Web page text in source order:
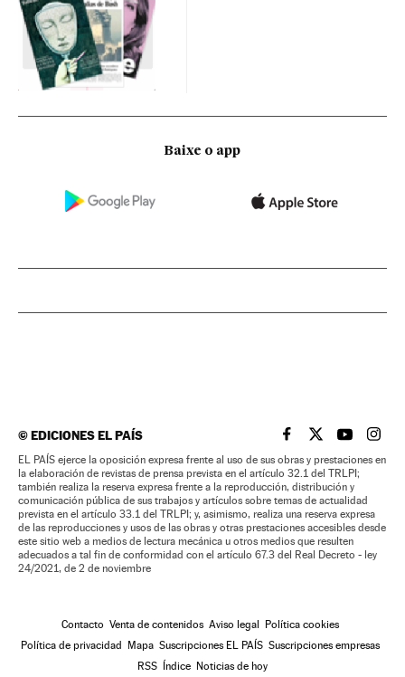
Baixe o app
©EDICIONES EL PAÍS EL PAÍS BRASIL EN
EL PAÍSEL PAÍS
EL
EL PAÍS ejerce la oposición expresa frente al uso de sus obras y prestaciones en
la elaboración de revistas de prensa prevista en el artículo 32.1 del TRLPI;
también realiza la reserva expresa frente a la reproducción, distribución y
comunicación pública de sus trabajos y artículos sobre temas de actualidad
prevista en el artículo 33.1 del TRLPI; y, asimismo, realiza una reserva expresa
de las reproducciones y usos de las obras y otras prestaciones accesibles desde
este sitio web a medios de lectura mecánica u otros medios que resulten
adecuados a tal fin de conformidad con el artículo 67.3 del Real Decreto - ley
24/2021, de 2 de noviembre
Contacto Venta de contenidos Aviso legal Política cookies
Política de privacidad Mapa Suscripciones EL PAÍS Suscripciones empresas
RSS Índice Noticias de hoy